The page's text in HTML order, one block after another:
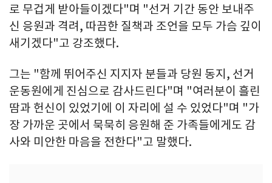
로 무겁게 받아들이겠다"며 "선거 기간 동안 보내주
신 응원과 격려, 따끔한 질책과 조언을 모두 가슴 깊이
새기겠다"고 강조했다.
그는 "함께 뛰어주신 지지자 분들과 당원 동지, 선거
운동원에게 진심으로 감사드린다"며 "여러분이 흘린
땀과 헌신이 있었기에 이 자리에 설 수 있었다"며 "가
장 가까운 곳에서 묵묵히 응원해 준 가족들에게도 감
사와 미안한 마음을 전한다"고 말했다.